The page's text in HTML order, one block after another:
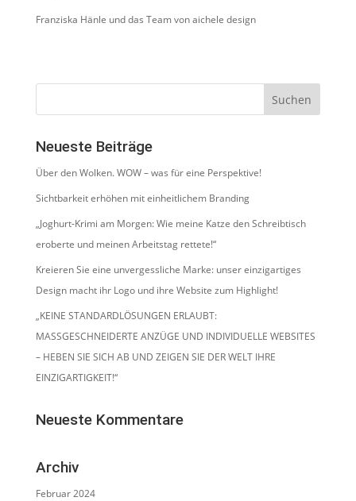
Franziska Hänle und das Team von aichele design
Neueste Beiträge
Über den Wolken. WOW – was für eine Perspektive!
Sichtbarkeit erhöhen mit einheitlichem Branding
„Joghurt-Krimi am Morgen: Wie meine Katze den Schreibtisch
eroberte und meinen Arbeitstag rettete!“
Kreieren Sie eine unvergessliche Marke: unser einzigartiges
Design macht ihr Logo und ihre Website zum Highlight!
„KEINE STANDARDLÖSUNGEN ERLAUBT:
MASSGESCHNEIDERTE ANZÜGE UND INDIVIDUELLE WEBSITES
– HEBEN SIE SICH AB UND ZEIGEN SIE DER WELT IHRE
EINZIGARTIGKEIT!“
Neueste Kommentare
Archiv
Februar 2024